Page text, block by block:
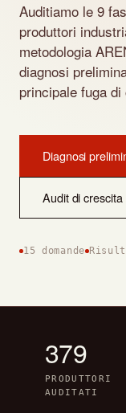
Auditiamo le 9
produttori
metodologia
diagnosi
principale fuga
Diagnosi
Audit di
15 domande
379
PRODUTTORI
AUDITATI